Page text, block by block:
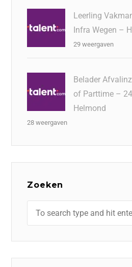
Leerling
Infra Wegen –
29 weergaven
Belader
of Parttime –
Helmond
28 weergaven
Zoeken